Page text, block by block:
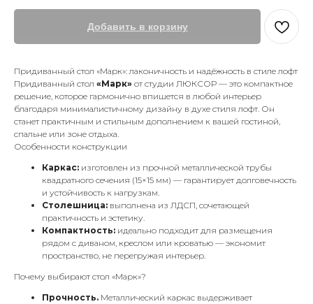
Добавить в корзину
Придиванный стол «Марк»: лаконичность и надёжность в стиле лофт
Придиванный стол «Марк» от студии ЛЮКСОР — это компактное
решение, которое гармонично впишется в любой интерьер
благодаря минималистичному дизайну в духе стиля лофт. Он
станет практичным и стильным дополнением к вашей гостиной,
спальне или зоне отдыха.
Особенности конструкции
Каркас: изготовлен из прочной металлической трубы
квадратного сечения (15×15 мм) — гарантирует долговечность
и устойчивость к нагрузкам.
Столешница: выполнена из ЛДСП, сочетающей
практичность и эстетику.
Компактность: идеально подходит для размещения
рядом с диваном, креслом или кроватью — экономит
пространство, не перегружая интерьер.
Почему выбирают стол «Марк»?
Прочность. Металлический каркас выдерживает